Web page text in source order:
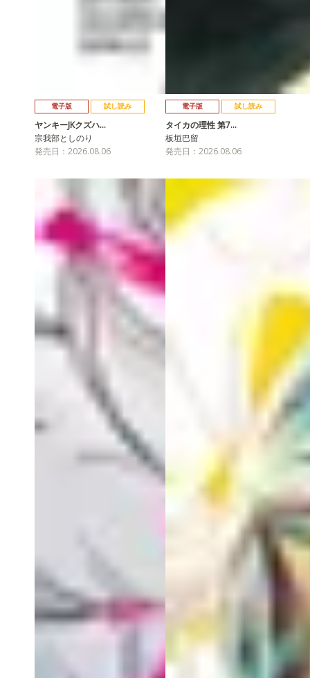
電子版 試し読み
ヤンキーJKクズハ…
宗我部としのり
発売日：2026.08.06
電子版 試し読み
タイカの理性 第7…
板垣巴留
発売日：2026.08.06